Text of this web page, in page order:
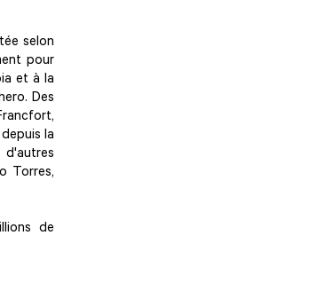
selon
pour
et à la
Des
la
Torres,
de